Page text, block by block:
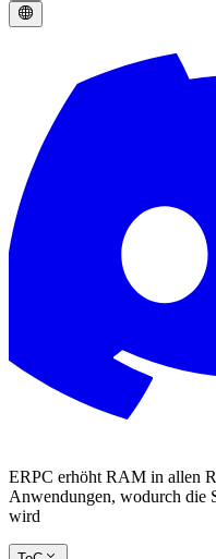
ERPC erhöht RAM in allen
Anwendungen, wodurch die
wird